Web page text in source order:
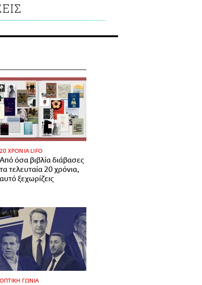
20 ΧΡΟΝΙΑ LIFO
Από όσα βιβλία διάβασες
τα τελευταία 20 χρόνια,
αυτό ξεχωρίζεις
ΟΠΤΙΚΗ ΓΩΝΙΑ